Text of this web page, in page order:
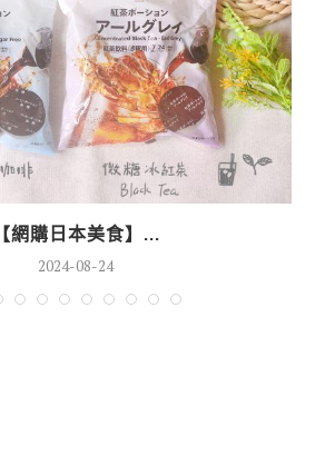
【網購日本美食】...
2024-08-24